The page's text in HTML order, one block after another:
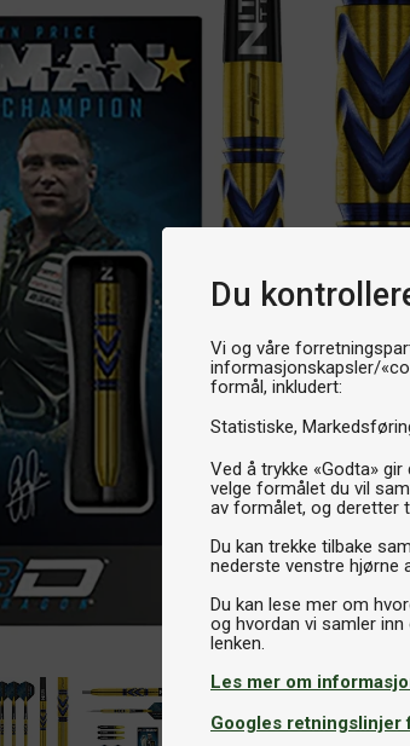
Du
Vi og våre
informasjonskapsler/
formål, inkludert:
Statistiske
Ved å trykke «Godta»
velge formålet du vil
av formålet, og deretter
Du kan trekke tilbake
nederste venstre hjørne
Du kan lese mer om
og hvordan vi samler
Les mer om
Googles retningslinjer